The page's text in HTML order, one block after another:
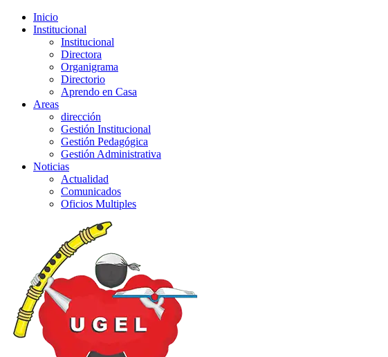
Inicio
Institucional
Institucional
Directora
Organigrama
Directorio
Aprendo en Casa
Areas
dirección
Gestión Institucional
Gestión Pedagógica
Gestión Administrativa
Noticias
Actualidad
Comunicados
Oficios Multiples